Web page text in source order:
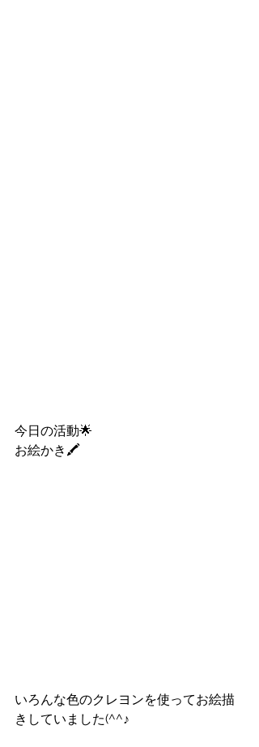
今日の活動🌟
お絵かき🖍
いろんな色のクレヨンを使ってお絵描
きしていました(^^♪